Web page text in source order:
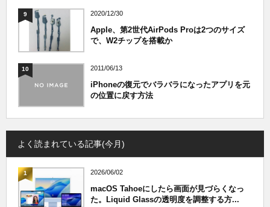
9 2020/12/30
Apple、第2世代AirPods Proは2つのサイズ
で、W2チップを搭載か
10 2011/06/13
iPhoneの復元でバラバラになったアプリを元
の位置に戻す方法
よく読まれている記事(今月)
1 2026/06/02
macOS Tahoeにしたら画面が見づらくなっ
た。Liquid Glassの透明度を調整する方...